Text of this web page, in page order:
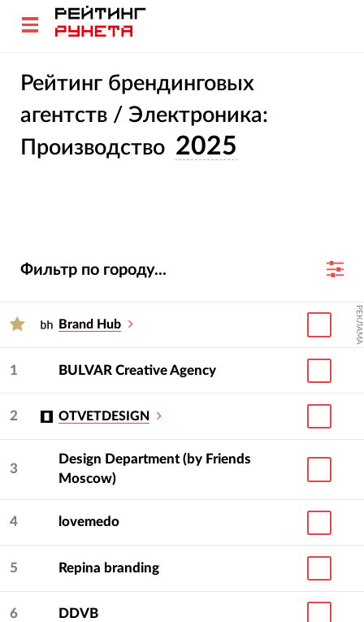
Рейтинг брендинговых
агентств / Электроника:
Производство 2025
Фильтр по городу...
Brand Hub РЕКЛАМА
1 BULVAR Creative Agency
2 OTVETDESIGN
3
Design Department (by Friends
Moscow)
4 lovemedo
5 Repina branding
6 DDVB